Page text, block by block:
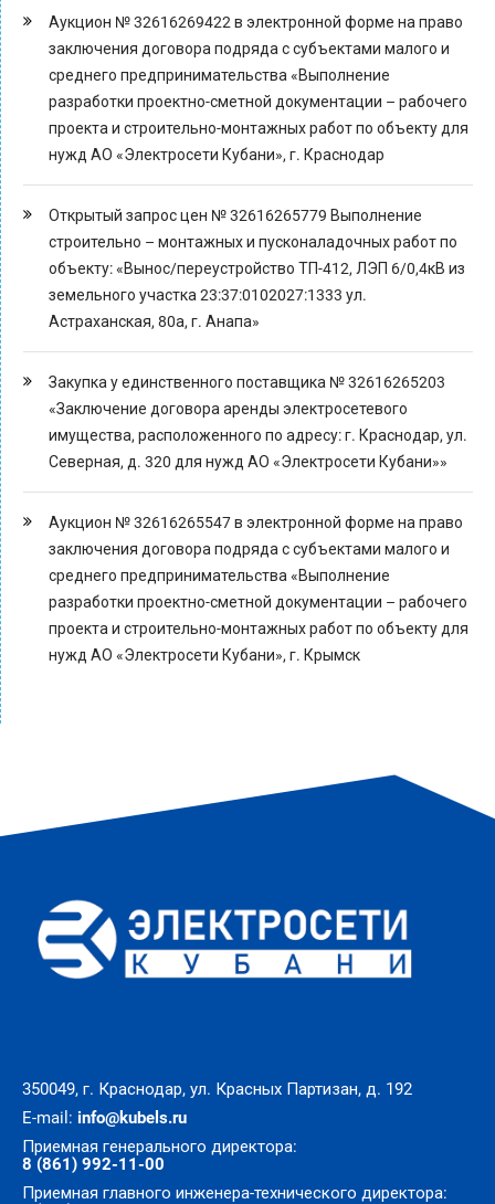
Аукцион № 32616269422 в электронной форме на право
заключения договора подряда с субъектами малого и
среднего предпринимательства «Выполнение
разработки проектно-сметной документации – рабочего
проекта и строительно-монтажных работ по объекту для
нужд АО «Электросети Кубани», г. Краснодар
Открытый запрос цен № 32616265779 Выполнение
строительно – монтажных и пусконаладочных работ по
объекту: «Вынос/переустройство ТП-412, ЛЭП 6/0,4кВ из
земельного участка 23:37:0102027:1333 ул.
Астраханская, 80а, г. Анапа»
Закупка у единственного поставщика № 32616265203
«Заключение договора аренды электросетевого
имущества, расположенного по адресу: г. Краснодар, ул.
Северная, д. 320 для нужд АО «Электросети Кубани»»
Аукцион № 32616265547 в электронной форме на право
заключения договора подряда с субъектами малого и
среднего предпринимательства «Выполнение
разработки проектно-сметной документации – рабочего
проекта и строительно-монтажных работ по объекту для
нужд АО «Электросети Кубани», г. Крымск
350049, г. Краснодар, ул. Красных Партизан, д. 192
E-mail: info@kubels.ru
Приемная генерального директора:
8 (861) 992-11-00
Приемная главного инженера-технического директора: